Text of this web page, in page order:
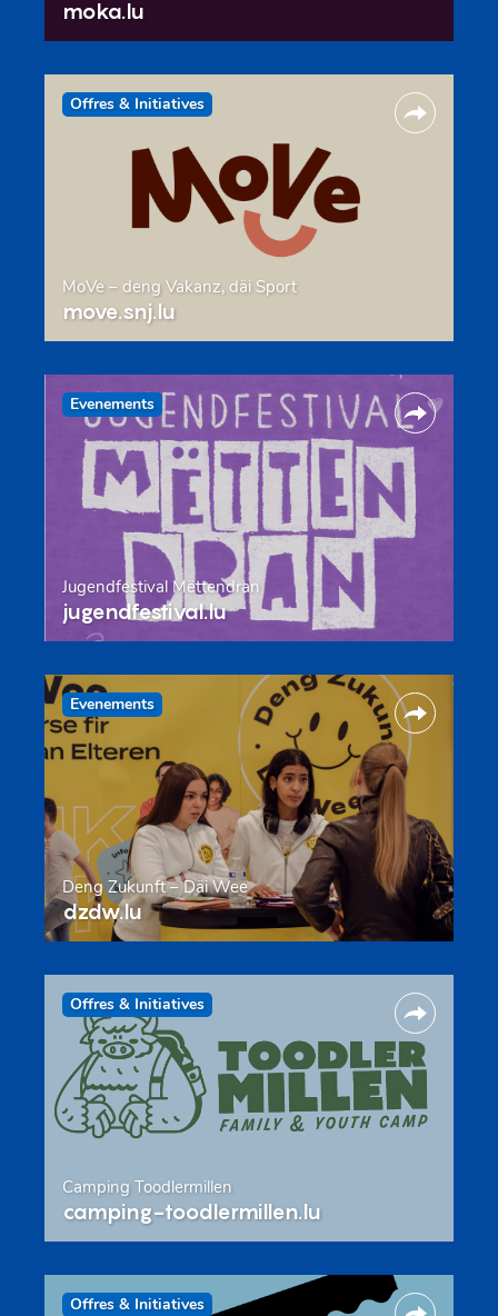
moka.lu
Offres & Initiatives
MoVe – deng Vakanz, däi Sport
move.snj.lu
Evenements
Jugendfestival Mëttendran
jugendfestival.lu
Evenements
Deng Zukunft – Däi Wee
dzdw.lu
Offres & Initiatives
Camping Toodlermillen
camping-toodlermillen.lu
Offres & Initiatives